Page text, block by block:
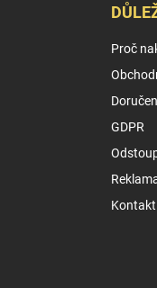
Proč
GDPR
Kontakt